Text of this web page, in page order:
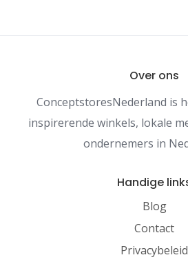
Over ons
ConceptstoresNederland is
inspirerende winkels, lokale
ondernemers in
Handige
Blog
Contact
Privacybeleid